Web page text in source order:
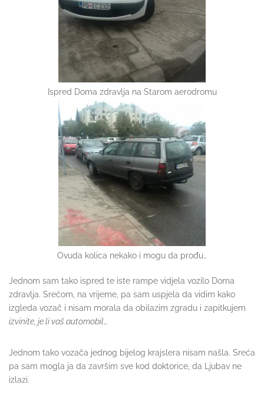
Ispred Doma zdravlja na Starom aerodromu
Ovuda kolica nekako i mogu da prođu…
Jednom sam tako ispred te iste rampe vidjela vozilo Doma
zdravlja. Srećom, na vrijeme, pa sam uspjela da vidim kako
izgleda vozač i nisam morala da obilazim zgradu i zapitkujem
izvinite, jeli vaš automobil…
Jednom tako vozača jednog bijelog krajslera nisam našla. Sreća
pa sam mogla ja da završim sve kod doktorice, da Ljubav ne
izlazi.